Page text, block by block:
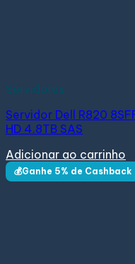
Servidores
Servidor Dell R820
HD 4.8TB SAS
Adicionar ao carrinho
💰Ganhe 5% de Cashback